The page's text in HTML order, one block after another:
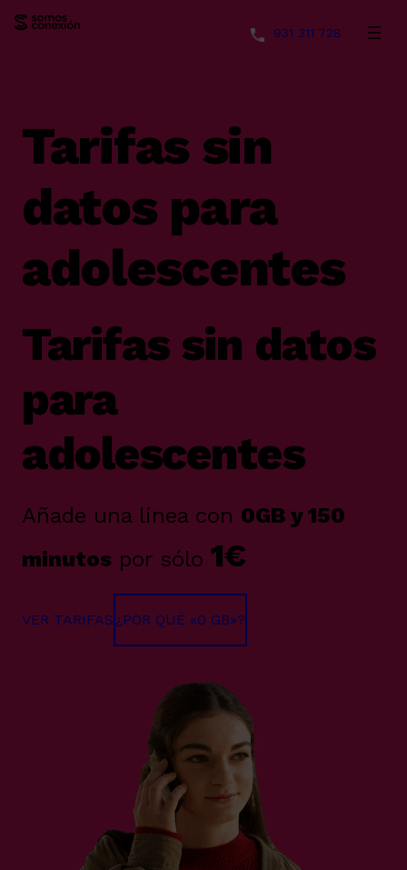
931 311 728
Tarifas sin
datos para
adolescentes
Tarifas sin datos
para
adolescentes
Añade una linea con 0GB y 150
minutos por sólo 1€
VER TARIFAS ¿POR QUÉ «0 GB»?